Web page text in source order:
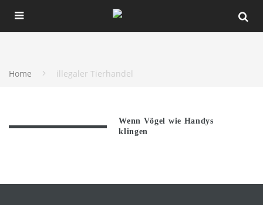
Home illegaler Tierhandel
Wenn Vögel wie Handys
klingen